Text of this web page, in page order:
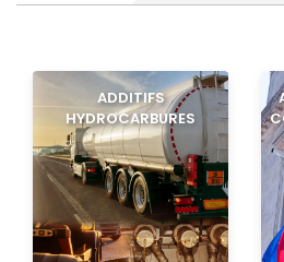
ADDITIFS
HYDROCARBURES